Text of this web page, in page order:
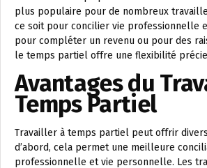
plus populaire pour de nombreux
ce soit pour concilier vie professionnelle
pour compléter un revenu ou pour des
le temps partiel offre une flexibilité
Avantages du
Temps Partiel
Travailler à temps partiel peut offrir divers
d’abord, cela permet une meilleure
professionnelle et vie personnelle. Les